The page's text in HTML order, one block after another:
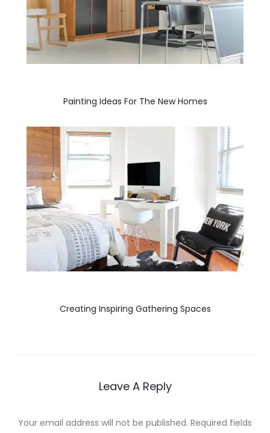
Painting Ideas For The New Homes
Creating Inspiring Gathering Spaces
Leave A Reply
Your email address will not be published. Required fields